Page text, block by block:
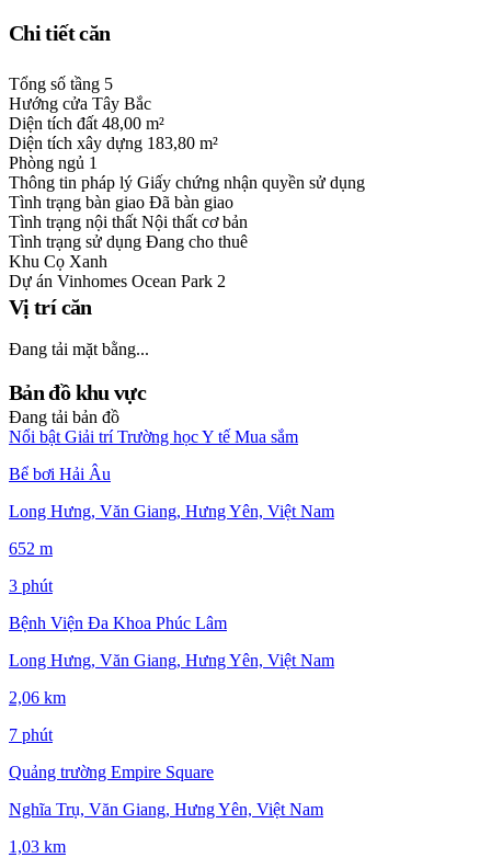
Chi tiết căn
Tổng số tầng 5
Hướng cửa Tây Bắc
Diện tích đất 48,00 m²
Diện tích xây dựng 183,80 m²
Phòng ngủ 1
Thông tin pháp lý Giấy chứng nhận quyền sử dụng
Tình trạng bàn giao Đã bàn giao
Tình trạng nội thất Nội thất cơ bản
Tình trạng sử dụng Đang cho thuê
Khu Cọ Xanh
Dự án Vinhomes Ocean Park 2
Vị trí căn
Đang tải mặt bằng...
Bản đồ khu vực
Đang tải bản đồ
Nổi bật Giải trí Trường họcY tế Mua sắm
Bể bơi Hải Âu
Long Hưng, Văn Giang, Hưng Yên, Việt Nam
652 m
3 phút
Bệnh Viện Đa Khoa Phúc Lâm
Long Hưng, Văn Giang, Hưng Yên, Việt Nam
2,06 km
7 phút
Quảng trường Empire Square
Nghĩa Trụ, Văn Giang, Hưng Yên, Việt Nam
1,03 km